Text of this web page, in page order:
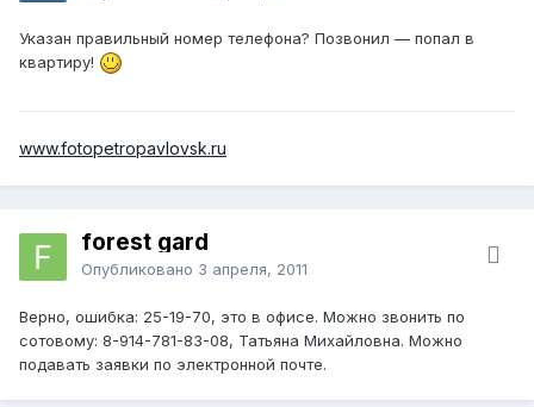
Указан правильный номер телефона? Позвонил — попал в
квартиру!
www.fotopetropavlovsk.ru
forest gard
Опубликовано 3 апреля, 2011
Верно, ошибка: 25-19-70, это в офисе. Можно звонить по
сотовому: 8-914-781-83-08, Татьяна Михайловна. Можно
подавать заявки по электронной почте.